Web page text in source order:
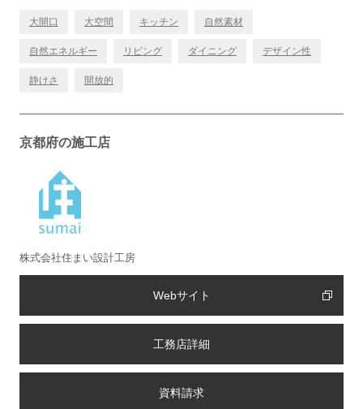
大開口 大空間 キッチン 自然素材
自然エネルギー リビング ダイニング デザイン性
静けさ 開放的
京都府の施工店
株式会社住まい設計工房
Webサイト
工務店詳細